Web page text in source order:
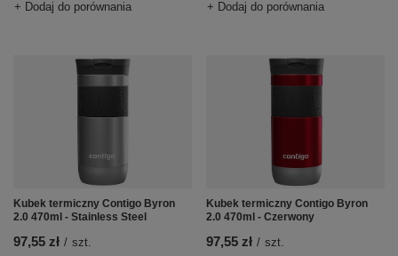
+ Dodaj do porównania + Dodaj do porównania
Kubek termiczny Contigo Byron
2.0 470ml - Stainless Steel
97,55 zł / szt.
Kubek termiczny Contigo Byron
2.0 470ml - Czerwony
97,55 zł / szt.